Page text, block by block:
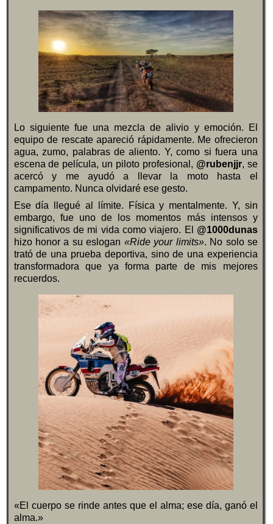
Lo siguiente fue una mezcla de alivio y emoción. El
equipo de rescate apareció rápidamente. Me ofrecieron
agua, zumo, palabras de aliento. Y, como si fuera una
escena de película, un piloto profesional, @rubenjjr, se
acercó y me ayudó a llevar la moto hasta el
campamento. Nunca olvidaré ese gesto.
Ese día llegué al límite. Física y mentalmente. Y, sin
embargo, fue uno de los momentos más intensos y
significativos de mi vida como viajero. El @1000dunas
hizo honor a su eslogan «Ride your limits». No solo se
trató de una prueba deportiva, sino de una experiencia
transformadora que ya forma parte de mis mejores
recuerdos.
«El cuerpo se rinde antes que el alma; ese día, ganó el
alma.»